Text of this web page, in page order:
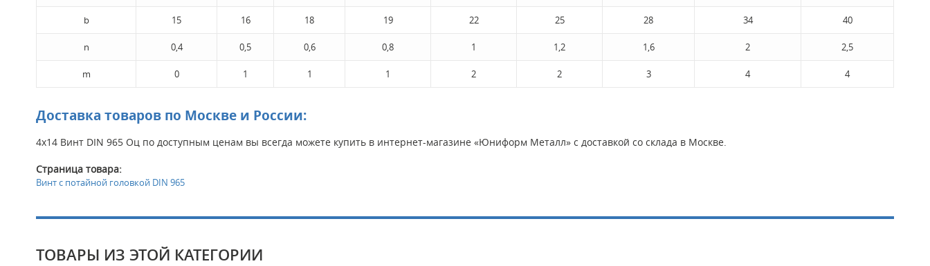
b 15 16 18 19 22 25 28 34 40
n 0,4 0,5 0,6 0,8 1 1,2 1,6 2 2,5
m 0 1 1 1 2 2 3 4 4
Доставка товаров по Москве и России:
4х14 Винт DIN 965 Оц по доступным ценам вы всегда можете купить в интернет-магазине «Юниформ Металл» с доставкой со склада в Москве.
Страница товара:
Винт с потайной головкой DIN 965
ТОВАРЫ ИЗ ЭТОЙ КАТЕГОРИИ